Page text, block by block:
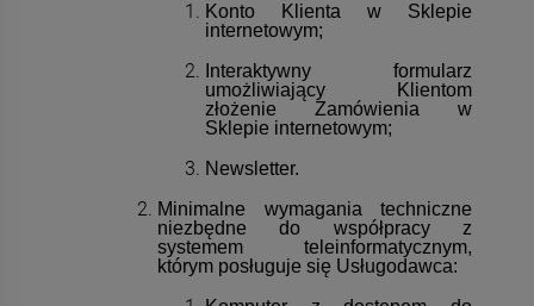
Konto Klienta w Sklepie
internetowym;
Interaktywny formularz
umożliwiający Klientom
złożenie Zamówienia w
Sklepie internetowym;
Newsletter.
Minimalne wymagania techniczne
niezbędne do współpracy z
systemem teleinformatycznym,
którym posługuje się Usługodawca: